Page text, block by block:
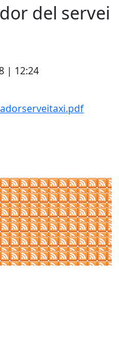
del servei
| 12:24